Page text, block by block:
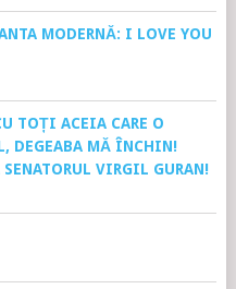
MODERNĂ: I LOVE YOU
TOȚI ACEIA CARE O
DEGEABA MĂ ÎNCHIN!
VIRGIL GURAN!